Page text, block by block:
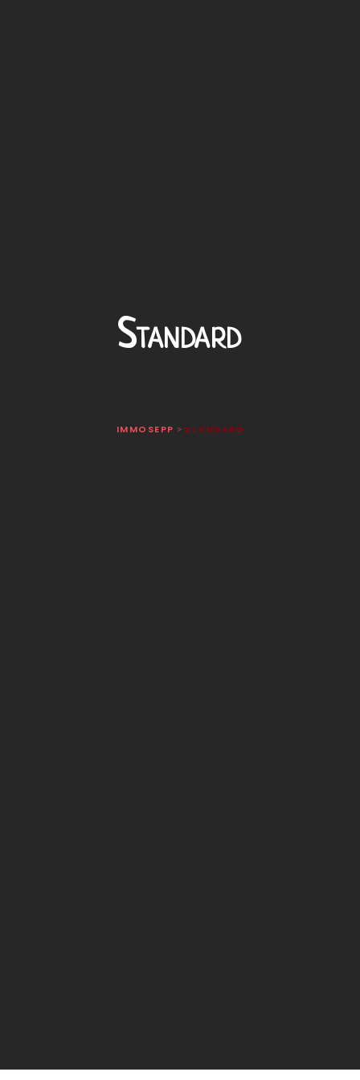
Standard
IMMOSEPP > STANDARD